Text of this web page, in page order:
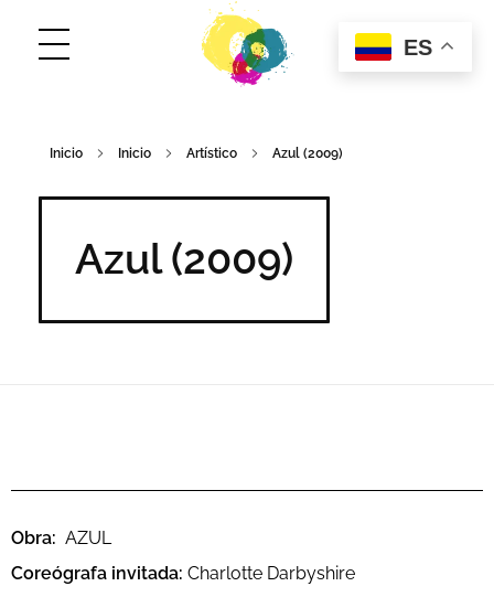
ConCuerpos
Danza Inclusiva en Colombia
Inicio Inicio Artístico Azul (2009)
Azul (2009)
Obra: AZUL
Coreógrafa invitada: Charlotte Darbyshire
ES